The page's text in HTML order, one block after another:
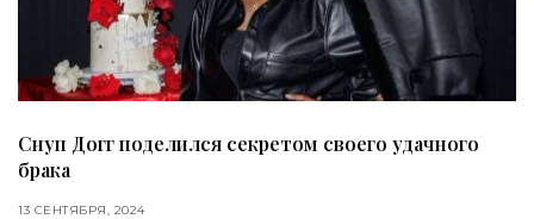
Снуп Догг поделился секретом своего удачного
брака
13 СЕНТЯБРЯ, 2024